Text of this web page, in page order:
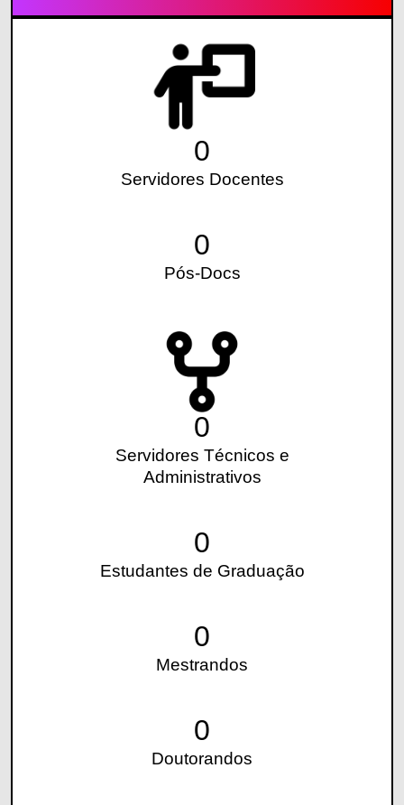
0
Servidores Docentes
0
Pós-Docs
0
Servidores Técnicos e
Administrativos
0
Estudantes de Graduação
0
Mestrandos
0
Doutorandos